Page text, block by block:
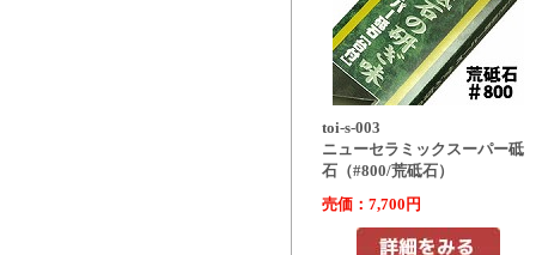
toi-s-003
ニューセラミックスーパー砥
石（#800/荒砥石）
売価：7,700円